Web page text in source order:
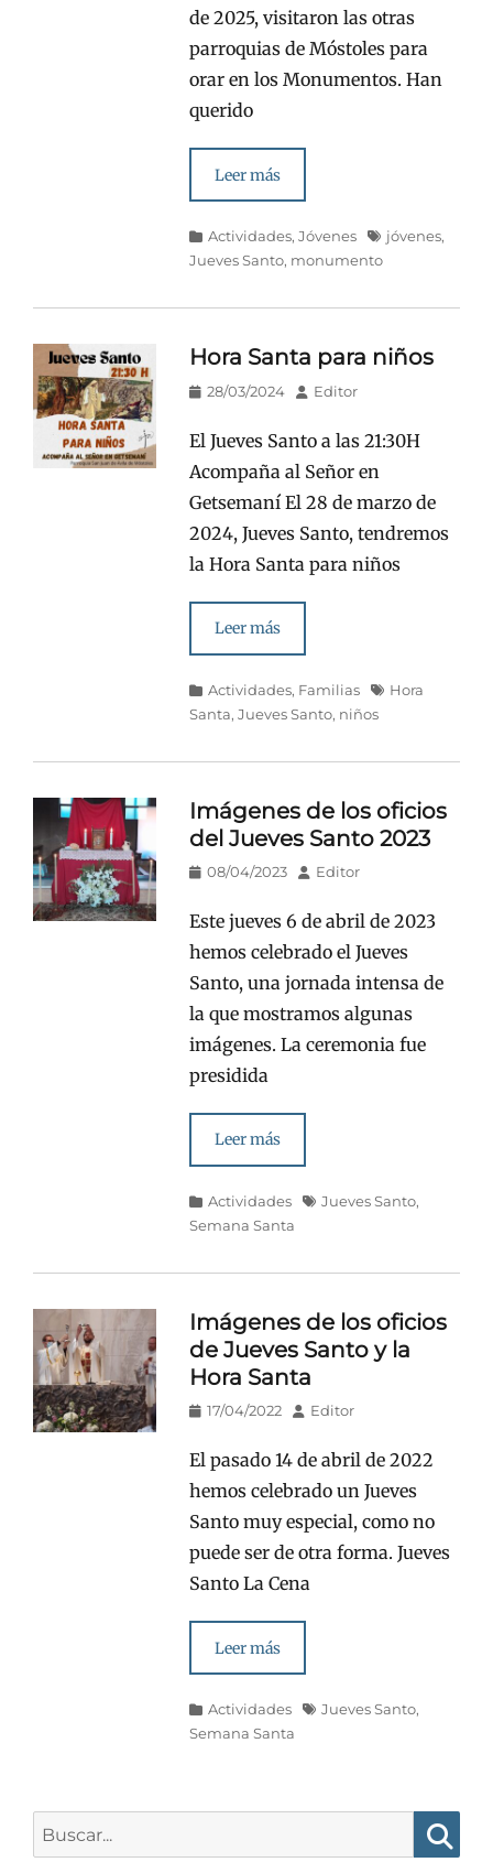
de 2025, visitaron las otras
parroquias de Móstoles para
orar en los Monumentos. Han
querido
Leer más
Categorías
Actividades,Jóvenes Etiquetas
jóvenes,
Jueves Santo, monumento
Hora Santa para niños
Publicado
28/03/2024 AutorEditor
El Jueves Santo a las 21:30H
Acompaña al Señor en
Getsemaní El 28 de marzo de
2024, Jueves Santo, tendremos
la Hora Santa para niños
Leer más
Categorías
Actividades, Familias Etiquetas
Hora
Santa,Jueves Santo, niños
Imágenes de los oficios
del Jueves Santo 2023
Publicado
08/04/2023 AutorEditor
Este jueves 6 de abril de 2023
hemos celebrado el Jueves
Santo, una jornada intensa de
la que mostramos algunas
imágenes. La ceremonia fue
presidida
Leer más
Categorías
Actividades Etiquetas
Jueves Santo,
Semana Santa
Imágenes de los oficios
de Jueves Santo y la
Hora Santa
Publicado
17/04/2022 AutorEditor
El pasado 14 de abril de 2022
hemos celebrado un Jueves
Santo muy especial, como no
puede ser de otra forma. Jueves
Santo La Cena
Leer más
Categorías
Actividades Etiquetas
Jueves Santo,
Semana Santa